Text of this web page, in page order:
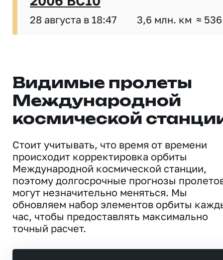
28 августа в 18:47 3,6 млн. км ≈
Видимые пролеты
Международной
космической
Стоит учитывать, что время от времени
происходит корректировка орбиты
Международной космической станции,
поэтому долгосрочные прогнозы
могут незначительно меняться. Мы
обновляем набор элементов орбиты
час, чтобы предоставлять максимально
точный расчет.